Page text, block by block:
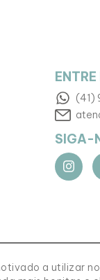
(41)
SIGA-
a utilizar